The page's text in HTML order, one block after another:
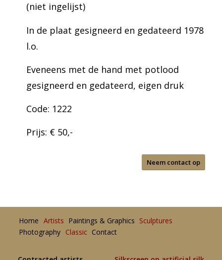
(niet ingelijst)
In de plaat gesigneerd en gedateerd 1978
l.o.
Eveneens met de hand met potlood
gesigneerd en gedateerd, eigen druk
Code: 1222
Prijs: € 50,-
Neem contact op
Home Artists Paintings & Graphics Sculptures
Photography Classic Contact